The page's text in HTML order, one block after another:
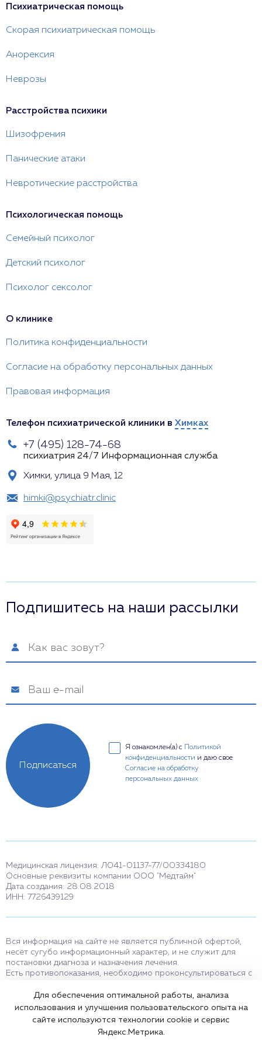
Психиатрическая помощь
Скорая психиатрическая помощь
Анорексия
Неврозы
Расстройства психики
Шизофрения
Панические атаки
Невротические расстройства
Психологическая помощь
Семейный психолог
Детский психолог
Психолог сексолог
О клинике
Политика конфиденциальности
Согласие на обработку персональных данных
Правовая информация
Телефон психиатрической клиники в Химках
+7 (495) 128-74-68
психиатрия 24/7 Информационная служба
Химки, улица 9 Мая, 12
himki@psychiatr.clinic
Подпишитесь на наши рассылки
Я ознакомлен(а) с
Политикой
конфиденциальности и даю свое
Согласие на обработку
персональных данных
Подписаться
Медицинская лицензия: Л041-01137-77/00334180
Основные реквизиты компании ООО "Медтайм"
Дата создания: 28.08.2018
ИНН: 7726439129
Вся информация на сайте не является публичной офертой,
несёт сугубо информационный характер, и не служит для
постановки диагноза и назначения лечения.
Есть противопоказания, необходимо проконсультироваться с
мессенджерам и в соцсетях носят исключительно
информационный характер и не являются медицинскими
услугами.
Оставаясь на сайте вы соглашаетесь на использование cookies.
Для обеспечения оптимальной работы, анализа
использования и улучшения пользовательского опыта на
сайте используются технологии cookie и сервис
Яндекс.Метрика.